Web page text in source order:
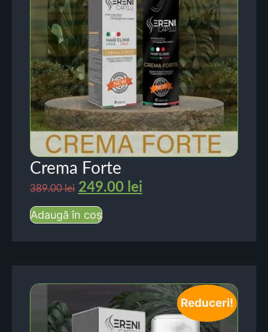
Crema Forte
389.00lei 249.00 lei
Adaugă în coș
Reduceri!